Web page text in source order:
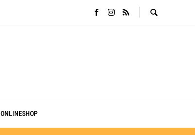
ONLINESHOP